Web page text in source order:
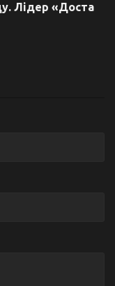
Лідер «Доста